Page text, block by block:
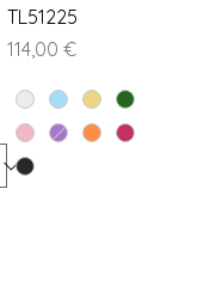
TL51225
Preis
114,00 €